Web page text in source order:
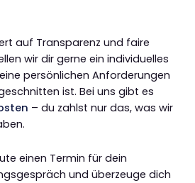
auf Transparenz und faire
wir dir gerne ein individuelles
persönlichen Anforderungen
ist. Bei uns gibt es
– du zahlst nur das, was wir
einen Termin für dein
und überzeuge dich